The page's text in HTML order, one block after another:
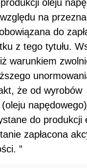
oleju
na
do
z tego tytułu.
warunkiem
że od wyrobów
do produkcji
zapłacona
”